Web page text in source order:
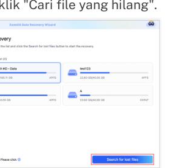
"Cari file yang hilang".